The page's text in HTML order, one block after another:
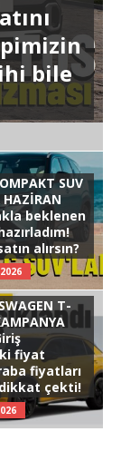
bile
SUV
HAZİRAN
beklenen
alırsın?
T-
fiyat
fiyatları
dikkat çekti!